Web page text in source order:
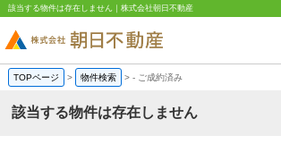
該当する物件は存在しません｜株式会社朝日不動産
TOPページ > 物件検索 >- ご成約済み
該当する物件は存在しません